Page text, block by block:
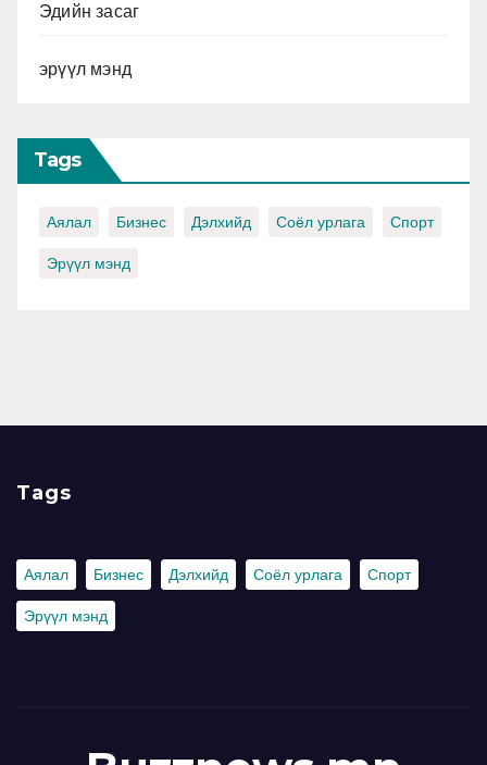
Эдийн засаг
эрүүл мэнд
Tags
Аялал Бизнес Дэлхийд Соёл урлага Спорт
Эрүүл мэнд
Tags
Аялал Бизнес Дэлхийд Соёл урлага Спорт
Эрүүл мэнд